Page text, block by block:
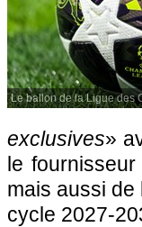
Le ballon de la Ligue des
exclusives»
le
mais aussi de
cycle 2027-